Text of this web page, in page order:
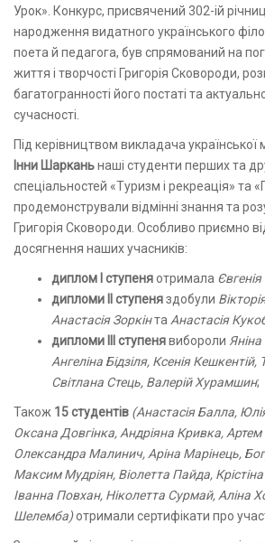
Урок». Конкурс, присвячений 302-ій
народження видатного українського
поета й педагога, був спрямований на
життя і творчості Григорія Сковороди,
багатогранності його постаті та
сучасності.
Під керівництвом викладача української
Інни Шарканьнаші студенти перших та
спеціальностей «Туризм і рекреація» та
продемонстрували відмінні знання та
Григорія Сковороди. Особливо приємно
досягнення наших учасників:
диплом І ступеняотримала
дипломи ІІ ступеняздобули
Анастасія Зоркінта Анастасія
дипломи ІІІ ступенявибороли
Ангеліна Бідзіля, Ксенія Кешкентій,
Світлана Стець, Валерій Хурамшин;
Також 15 студентів (Анастасія Балла,
Оксана Довгінка, Андріяна Кривка,
Олександра Малинич, Аріна Марінець,
Максим Мудріян, Віолетта Пайда,
Іванна Повхан, Ніколетта Сурмай, Аліна
Шелемба)отримали сертифікати про